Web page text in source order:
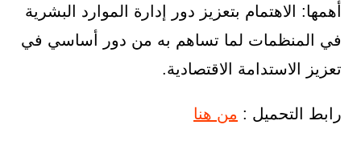
أهمها: الاهتمام بتعزيز دور إدارة الموارد البشرية
في المنظمات لما تساهم به من دور أساسي في
تعزيز الاستدامة الاقتصادية.
رابط التحميل : من هنا